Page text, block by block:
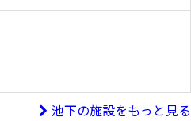
池下の施設をもっと見る